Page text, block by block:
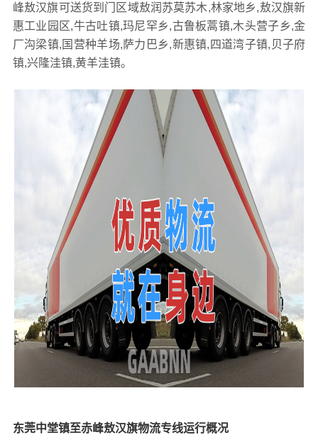
峰敖汉旗可送货到门区域敖润苏莫苏木,林家地乡,敖汉旗新
惠工业园区,牛古吐镇,玛尼罕乡,古鲁板蒿镇,木头营子乡,金
厂沟梁镇,国营种羊场,萨力巴乡,新惠镇,四道湾子镇,贝子府
镇,兴隆洼镇,黄羊洼镇。
东莞中堂镇至赤峰敖汉旗物流专线运行概况